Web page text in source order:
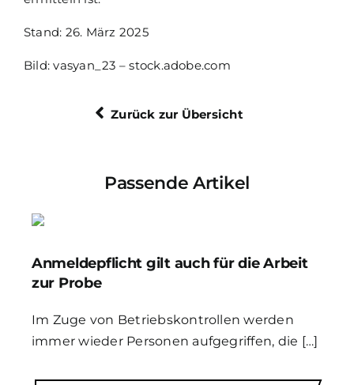
Stand: 26. März 2025
Bild: vasyan_23 – stock.adobe.com
Zurück zur Übersicht
Passende Artikel
Anmeldepflicht gilt auch für die Arbeit
zur Probe
Im Zuge von Betriebskontrollen werden
immer wieder Personen aufgegriffen, die […]